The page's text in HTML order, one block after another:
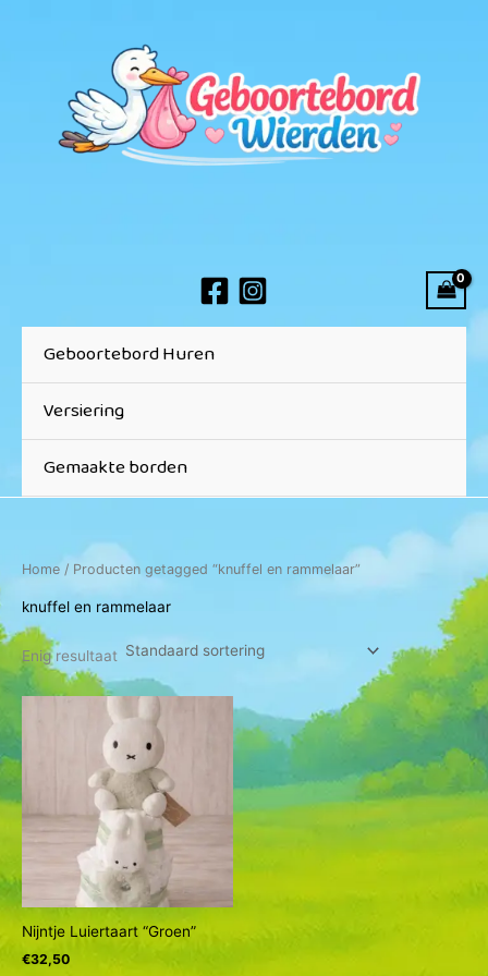
Geboortebord Huren
Versiering
Gemaakte borden
Home / Producten getagged “knuffel en rammelaar”
knuffel en rammelaar
Enig resultaat
Nijntje Luiertaart “Groen”
€32,50